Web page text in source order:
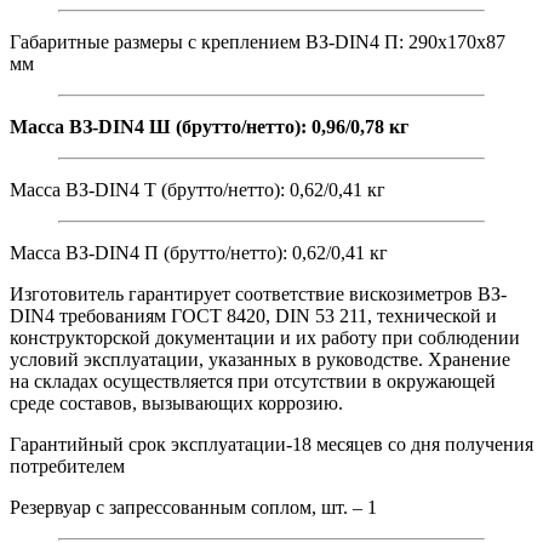
Габаритные размеры с креплением ВЗ-DIN4 П: 290х170х87
мм
Масса ВЗ-DIN4 Ш (брутто/нетто): 0,96/0,78 кг
Масса ВЗ-DIN4 Т (брутто/нетто): 0,62/0,41 кг
Масса ВЗ-DIN4 П (брутто/нетто): 0,62/0,41 кг
Изготовитель гарантирует соответствие вискозиметров ВЗ-
DIN4 требованиям ГОСТ 8420, DIN 53 211, технической и
конструкторской документации и их работу при соблюдении
условий эксплуатации, указанных в руководстве. Хранение
на складах осуществляется при отсутствии в окружающей
среде составов, вызывающих коррозию.
Гарантийный срок эксплуатации-18 месяцев со дня получения
потребителем
Резервуар с запрессованным соплом, шт. – 1